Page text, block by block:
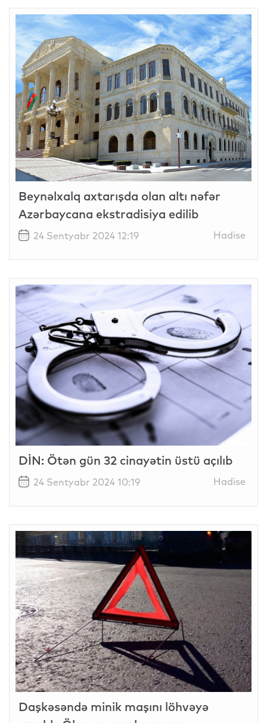
Beynəlxalq axtarışda olan altı nəfər
Azərbaycana ekstradisiya edilib
24 Sentyabr 2024 12:19 Hadise
DİN: Ötən gün 32 cinayətin üstü açılıb
24 Sentyabr 2024 10:19 Hadise
Daşkəsəndə minik maşını löhvəyə